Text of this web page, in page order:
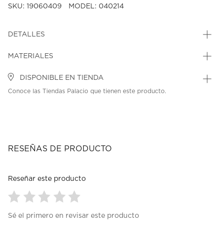
SKU: 19060409 MODEL: 040214
DETALLES
MATERIALES
DISPONIBLE EN TIENDA
Conoce las Tiendas Palacio que tienen este producto.
RESEÑAS DE PRODUCTO
Reseñar este producto
paraparaparaparapara
Sé el primero en revisar este producto